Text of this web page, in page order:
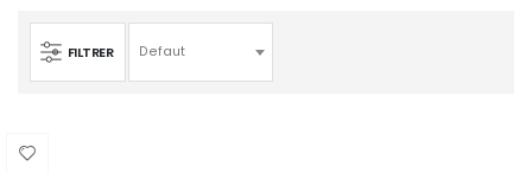
FILTRER Defaut